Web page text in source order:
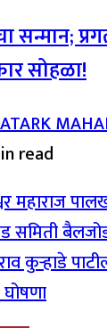
सन्मान;
सोहळा!
read